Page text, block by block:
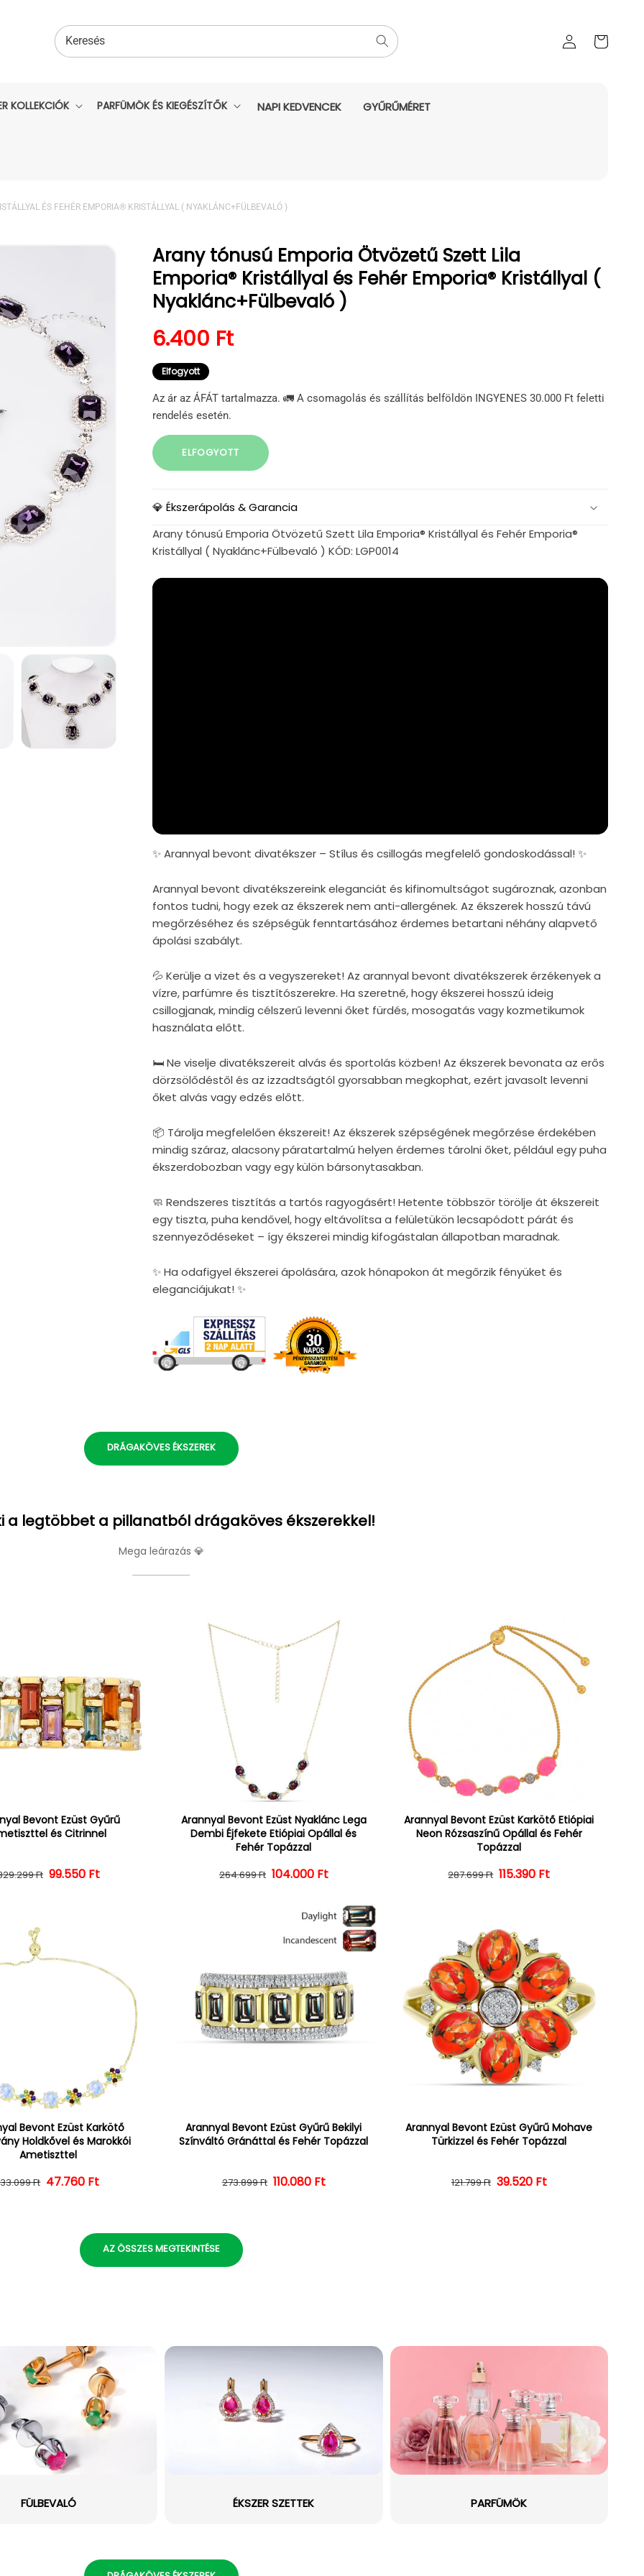
Bejelentkezés
kosara
Keresés
KOLLEKCIÓK PARFÜMÖK ÉS KIEGÉSZÍTŐK NAPI KEDVENCEK GYŰRŰMÉRET
ÉS FEHÉR EMPORIA® KRISTÁLLYAL ( NYAKLÁNC+FÜLBEVALÓ )
Arany tónusú Emporia Ötvözetű Szett Lila
Emporia® Kristállyal és Fehér Emporia® Kristállyal (
Nyaklánc+Fülbevaló )
Normál ár
6.400 Ft
Elfogyott
Az ár az ÁFÁT tartalmazza. 🚛 A csomagolás és szállítás belföldön INGYENES 30.000 Ft feletti
rendelés esetén.
ELFOGYOTT
💎 Ékszerápolás & Garancia
Arany tónusú Emporia Ötvözetű Szett Lila Emporia® Kristállyal és Fehér Emporia®
Kristállyal ( Nyaklánc+Fülbevaló ) KÓD: LGP0014
✨ Arannyal bevont divatékszer – Stílus és csillogás megfelelő gondoskodással! ✨
Arannyal bevont divatékszereink eleganciát és kifinomultságot sugároznak, azonban
fontos tudni, hogy ezek az ékszerek nem anti-allergének. Az ékszerek hosszú távú
megőrzéséhez és szépségük fenntartásához érdemes betartani néhány alapvető
ápolási szabályt.
💦 Kerülje a vizet és a vegyszereket! Az arannyal bevont divatékszerek érzékenyek a
vízre, parfümre és tisztítószerekre. Ha szeretné, hogy ékszerei hosszú ideig
csillogjanak, mindig célszerű levenni őket fürdés, mosogatás vagy kozmetikumok
használata előtt.
🛏 Ne viselje divatékszereit alvás és sportolás közben! Az ékszerek bevonata az erős
dörzsölődéstől és az izzadtságtól gyorsabban megkophat, ezért javasolt levenni
őket alvás vagy edzés előtt.
📦 Tárolja megfelelően ékszereit! Az ékszerek szépségének megőrzése érdekében
mindig száraz, alacsony páratartalmú helyen érdemes tárolni őket, például egy puha
ékszerdobozban vagy egy külön bársonytasakban.
🧼 Rendszeres tisztítás a tartós ragyogásért! Hetente többször törölje át ékszereit
egy tiszta, puha kendővel, hogy eltávolítsa a felületükön lecsapódott párát és
szennyeződéseket – így ékszerei mindig kifogástalan állapotban maradnak.
✨ Ha odafigyel ékszerei ápolására, azok hónapokon át megőrzik fényüket és
eleganciájukat! ✨
DRÁGAKÖVES ÉKSZEREK
a legtöbbet a pillanatból drágaköves ékszerekkel!
Mega leárazás 💎
Bevont Ezüst Gyűrű
és Citrinnel
Normál ár
Ft Kedvezményes ár
99.550 Ft
Arannyal Bevont Ezüst Nyaklánc Lega
Dembi Éjfekete Etiópiai Opállal és
Fehér Topázzal
Normál ár
264.699 Ft Kedvezményes ár
104.000 Ft
Arannyal Bevont Ezüst Karkötő Etiópiai
Neon Rózsaszínű Opállal és Fehér
Topázzal
Normál ár
287.699 Ft Kedvezményes ár
115.390 Ft
Bevont Ezüst Karkötő
Holdkővel és Marokkói
Ametiszttel
Normál ár
Ft Kedvezményes ár
47.760 Ft
Arannyal Bevont Ezüst Gyűrű Bekilyi
Színváltó Gránáttal és Fehér Topázzal
Normál ár
273.899 Ft Kedvezményes ár
110.080 Ft
Arannyal Bevont Ezüst Gyűrű Mohave
Türkizzel és Fehér Topázzal
Normál ár
121.799 Ft Kedvezményes ár
39.520 Ft
AZ ÖSSZES MEGTEKINTÉSE
FÜLBEVALÓ ÉKSZER SZETTEK PARFÜMÖK